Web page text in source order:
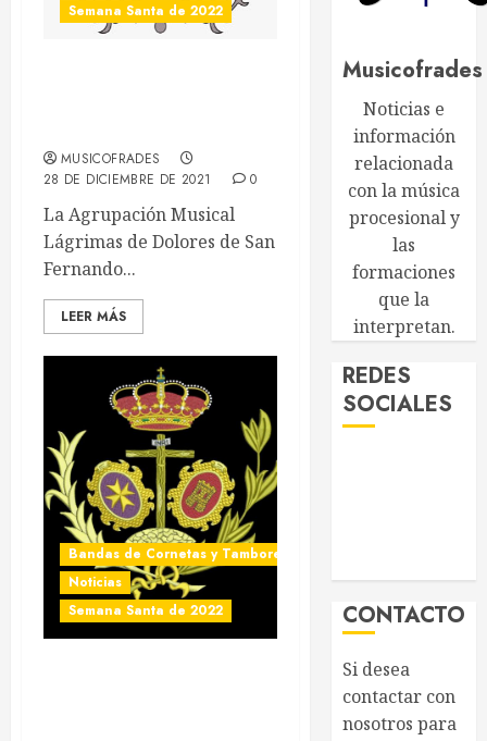
Semana Santa de 2022
MUSICOFRADES
28 DE DICIEMBRE DE 2021
0
La Agrupación Musical
Lágrimas de Dolores de
San Fernando...
LEER MÁS
Bandas de Cornetas y Tambores
Noticias
Semana Santa de 2022
Musicofrades
Noticias e
información
relacionada
con la música
procesional y
las
formaciones
que la
interpretan.
REDES
SOCIALES
CONTACTO
Si desea
contactar con
nosotros para